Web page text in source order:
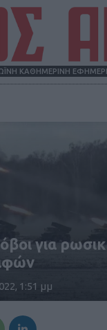
ΚΑΘΗΜΕΡΙΝΗ
για
1:51 μμ